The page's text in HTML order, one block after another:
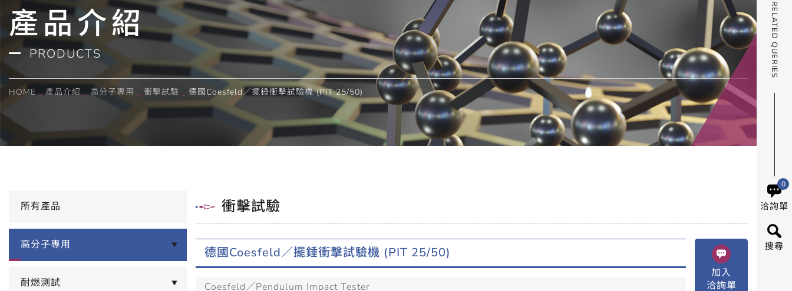
RELATED QUERIES
0
洽詢單
搜尋
產品介紹
PRODUCTS
HOME 產品介紹 高分子專用 衝擊試驗 德國Coesfeld／擺錘衝擊試驗機 (PIT 25/50)
所有產品
高分子專用 ▼
耐燃測試 ▼
衝擊試驗
德國Coesfeld／擺錘衝擊試驗機 (PIT 25/50)
Coesfeld／Pendulum Impact Tester
加入
洽詢單